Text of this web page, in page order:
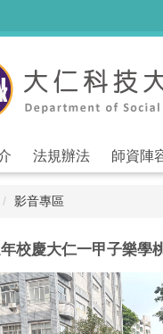
法規辦法 師資陣
影音專區
校慶大仁一甲子樂學